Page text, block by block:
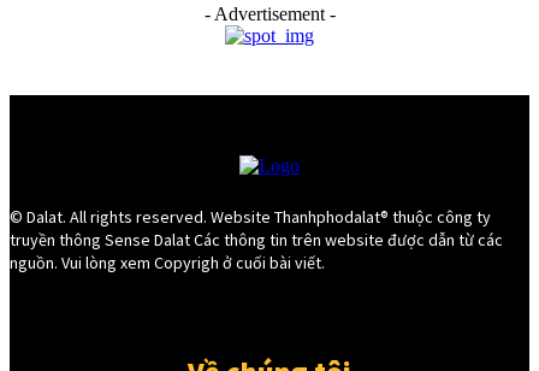
- Advertisement -
© Dalat. All rights reserved. Website Thanhphodalat® thuộc công ty
truyền thông Sense Dalat Các thông tin trên website được dẫn từ các
nguồn. Vui lòng xem Copyrigh ở cuối bài viết.